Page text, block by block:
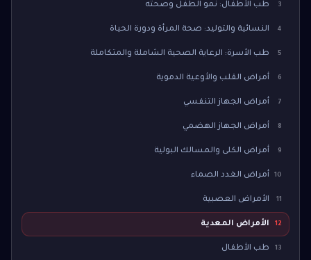
3 طب الأطفال: نمو الطفل وصحته
4 النسائية والتوليد: صحة المرأة ودورة الحياة
5 طب الأسرة: الرعاية الصحية الشاملة والمتكاملة
6 أمراض القلب والأوعية الدموية
7 أمراض الجهاز التنفسي
8 أمراض الجهاز الهضمي
9 أمراض الكلى والمسالك البولية
10 أمراض الغدد الصماء
11 الأمراض العصبية
12 الأمراض المعدية
13 طب الأطفال